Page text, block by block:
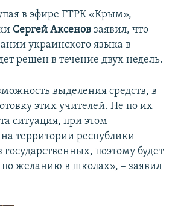
в эфире ГТРК «Крым»,
Сергей Аксенов заявил, что
украинского языка в
решен в течение двух недель.
выделения средств, в
этих учителей. Не по их
ситуация, при этом
территории республики
государственных, поэтому будет
по желанию в школах», – заявил